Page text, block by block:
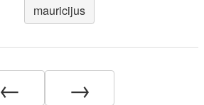
mauricijus
← →